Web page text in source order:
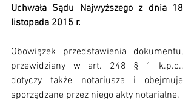
Uchwała Sądu Najwyższego z dnia 18
listopada 2015 r.
​Obowiązek przedstawienia dokumentu,
przewidziany w art. 248 § 1 k.p.c.,
dotyczy także notariusza i obejmuje
sporządzane przez niego akty notarialne.